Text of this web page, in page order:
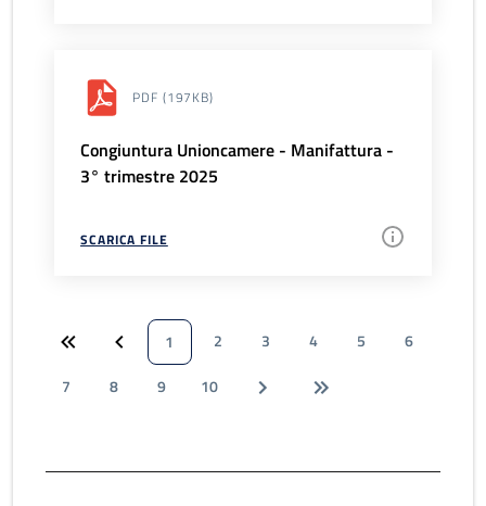
PDF (197KB)
Congiuntura Unioncamere - Manifattura -
3° trimestre 2025
SCARICA FILE
1 2 3 4 5
6
7
8 9 10